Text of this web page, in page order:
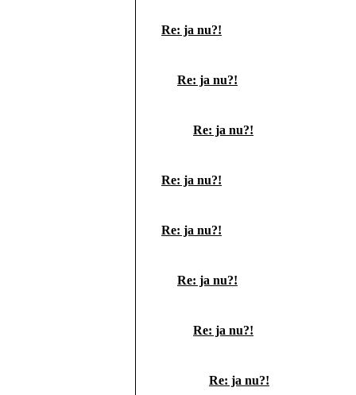
Re: ja nu?!
Re: ja nu?!
Re: ja nu?!
Re: ja nu?!
Re: ja nu?!
Re: ja nu?!
Re: ja nu?!
Re: ja nu?!